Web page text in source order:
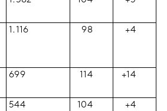
1.116 98 +4
699 114 +14
544 104 +4